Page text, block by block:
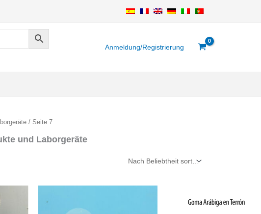
Anmeldung/Registrierung
/ Seite 7
und Laborgeräte